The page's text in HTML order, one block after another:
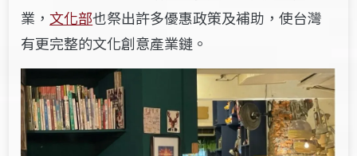
業， 文化部也祭出許多優惠政策及補助，使台灣
有更完整的文化創意產業鏈。